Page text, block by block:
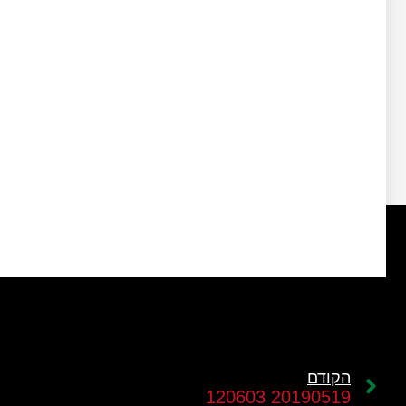
הקודם
20190519 120603